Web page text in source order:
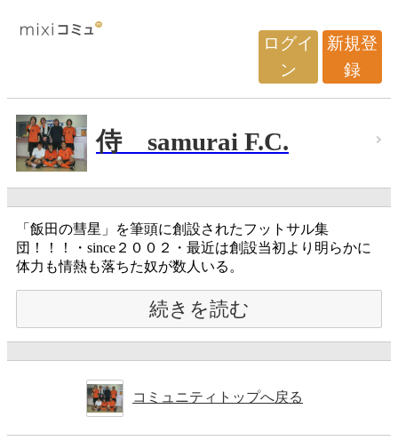
ログイ
ン
新規登
録
侍 samurai F.C.
「飯田の彗星」を筆頭に創設されたフットサル集
団！！！・since２００２・最近は創設当初より明らかに
体力も情熱も落ちた奴が数人いる。
続きを読む
コミュニティトップへ戻る